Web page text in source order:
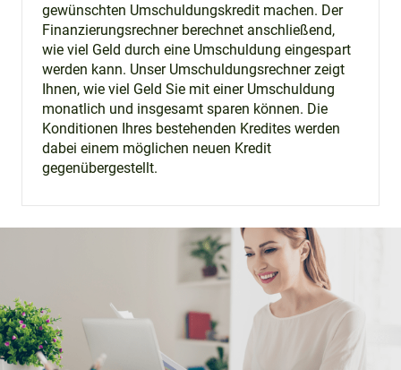
gewünschten Umschuldungskredit machen. Der
Finanzierungsrechner berechnet anschließend,
wie viel Geld durch eine Umschuldung eingespart
werden kann. Unser Umschuldungsrechner zeigt
Ihnen, wie viel Geld Sie mit einer Umschuldung
monatlich und insgesamt sparen können. Die
Konditionen Ihres bestehenden Kredites werden
dabei einem möglichen neuen Kredit
gegenübergestellt.